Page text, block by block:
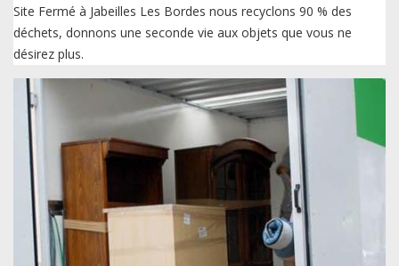
Site Fermé à Jabeilles Les Bordes nous recyclons 90 % des
déchets, donnons une seconde vie aux objets que vous ne
désirez plus.